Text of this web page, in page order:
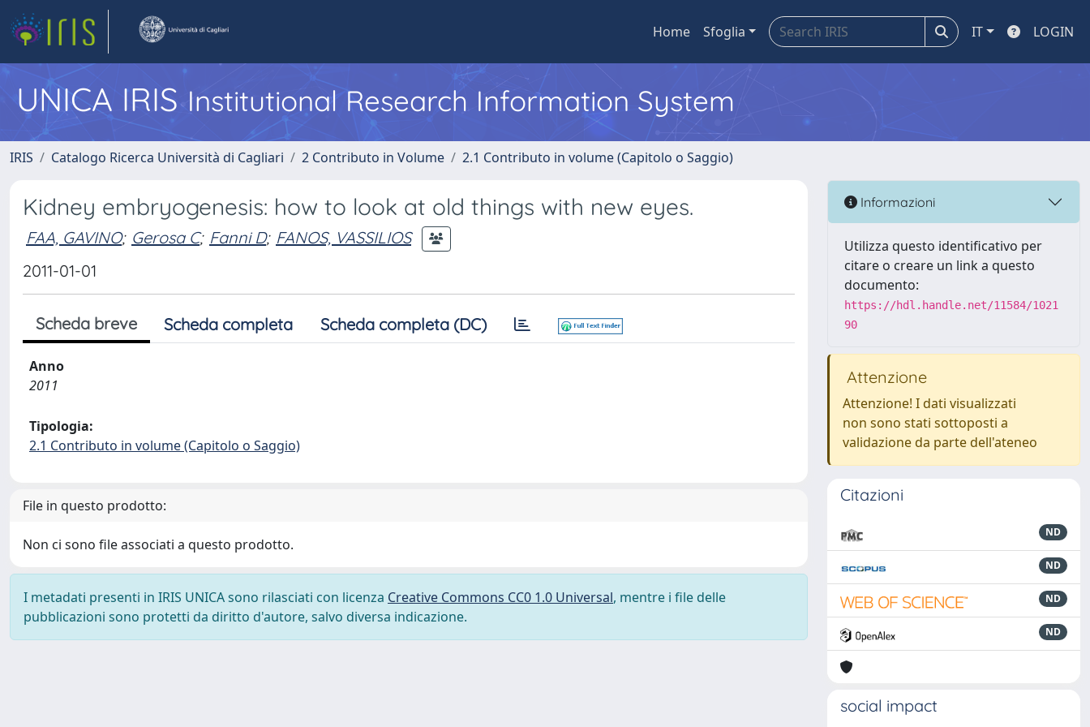
Home Sfoglia IT LOGIN
UNICA IRISInstitutional Research Information System
IRIS Catalogo Ricerca Università di Cagliari 2 Contributo in Volume 2.1 Contributo in volume (Capitolo o Saggio)
Kidney embryogenesis: how to look at old things with new eyes.
FAA, GAVINO; Gerosa C; Fanni D; FANOS, VASSILIOS
2011-01-01
Scheda breve Scheda completa Scheda completa (DC)
Anno
2011
Tipologia:
2.1 Contributo in volume (Capitolo o Saggio)
File in questo prodotto:
Non ci sono file associati a questo prodotto.
I metadati presenti in IRIS UNICA sono rilasciati con licenza Creative Commons CC0 1.0 Universal, mentre i file delle
pubblicazioni sono protetti da diritto d'autore, salvo diversa indicazione.
Informazioni
Utilizza questo identificativo per
citare o creare un link a questo
documento:
https://hdl.handle.net/11584/1021
90
Attenzione
Attenzione! I dati visualizzati
non sono stati sottoposti a
validazione da parte dell'ateneo
Citazioni
ND
ND
ND
ND
social impact